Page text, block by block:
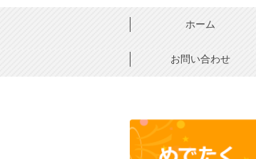
ホーム
お問い合わせ